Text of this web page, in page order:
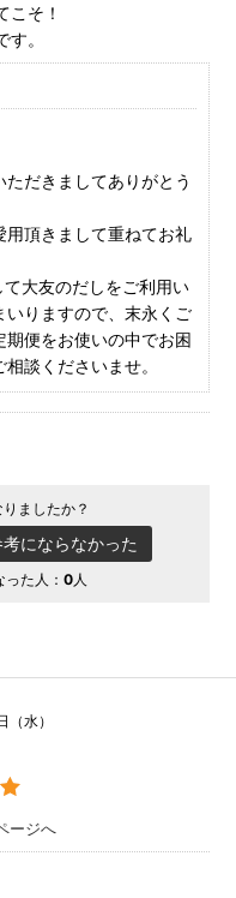
こそ！
。
だきましてありがとう
用頂きまして重ねてお礼
大友のだしをご利用い
いりますので、末永くご
便をお使いの中でお困
談くださいませ。
ましたか？
考にならなかった
た人： 0人
水）
ージへ